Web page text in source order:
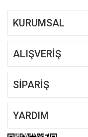
KURUMSAL
ALIŞVERİŞ
SİPARİŞ
YARDIM